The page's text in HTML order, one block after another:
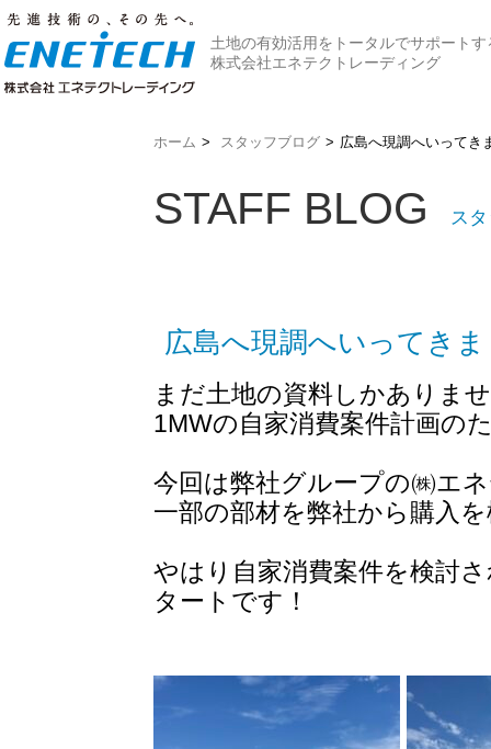
土地の有効活用をトータルでサポートす
株式会社エネテクトレーディング
ホーム > スタッフブログ > 広島へ現調へいってき
STAFF BLOG ス
広島へ現調へいってき
まだ土地の資料しかありま
1MWの自家消費案件計画の
今回は弊社グループの㈱エ
一部の部材を弊社から購入
やはり自家消費案件を検討
タートです！